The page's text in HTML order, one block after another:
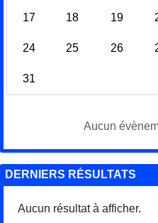
17 18 19
24 25 26
31
Aucun
DERNIERS RÉSULTATS
Aucun résultat à afficher.